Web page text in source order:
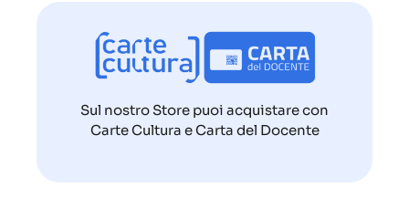
Sul nostro Store puoi acquistare con
Carte Cultura e Carta del Docente